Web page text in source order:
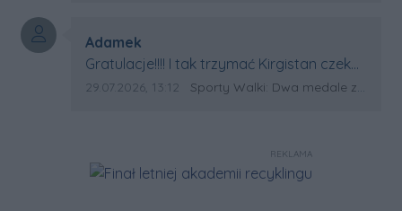
Autor komentarza:
Adamek
Treść komentarza:
Gratulacje!!!! I tak trzymać Kirgistan czeka
na powtórkę z USA a może i złote medale.
Data dodania komentarza:
29.07.2026, 13:12 Źródło komentarza:
Sporty Walki: Dwa medale za oceanem
REKLAMA